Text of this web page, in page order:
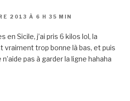
2013 À 6 H 35 MIN
en Sicile, j’ai pris 6 kilos lol, la
vraiment trop bonne là bas, et puis
pas à garder la ligne hahaha